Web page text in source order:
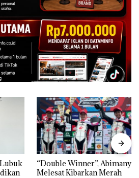
“Double Winner”, Abimanyu
Melesat Kibarkan Merah